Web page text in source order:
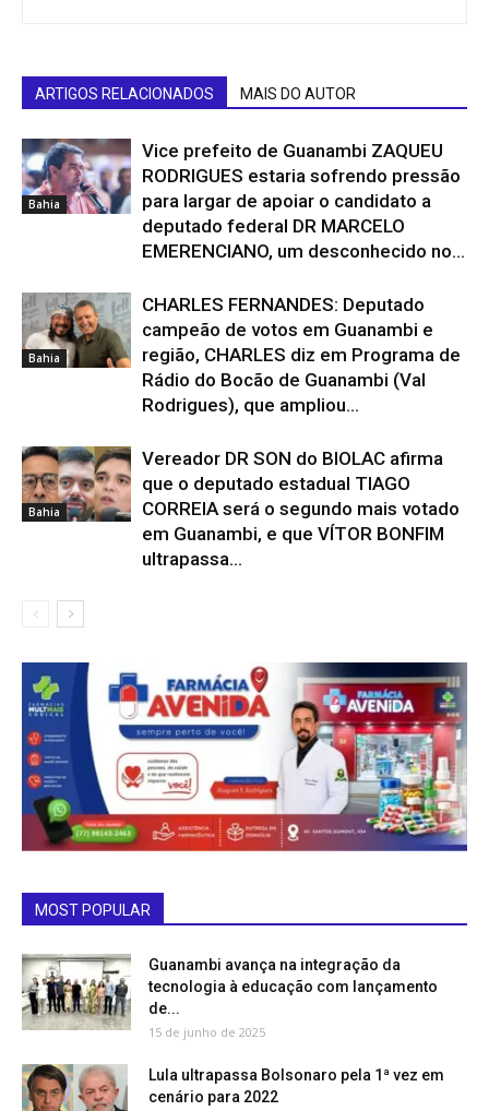
ARTIGOS RELACIONADOS MAIS DO AUTOR
Bahia
Vice prefeito de Guanambi ZAQUEU
RODRIGUES estaria sofrendo pressão
para largar de apoiar o candidato a
deputado federal DR MARCELO
EMERENCIANO, um desconhecido no...
Bahia
CHARLES FERNANDES: Deputado
campeão de votos em Guanambi e
região, CHARLES diz em Programa de
Rádio do Bocão de Guanambi (Val
Rodrigues), que ampliou...
Bahia
Vereador DR SON do BIOLAC afirma
que o deputado estadual TIAGO
CORREIA será o segundo mais votado
em Guanambi, e que VÍTOR BONFIM
ultrapassa...
MOST POPULAR
Guanambi avança na integração da
tecnologia à educação com lançamento
de...
15 de junho de 2025
Lula ultrapassa Bolsonaro pela 1ª vez em
cenário para 2022